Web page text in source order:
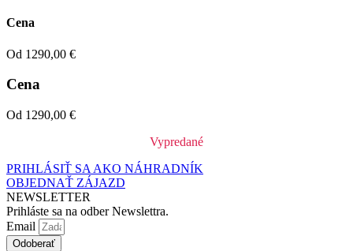
Cena
Od 1290,00 €
Cena
Od 1290,00 €
Vypredané
PRIHLÁSIŤ SA AKO NÁHRADNÍK
OBJEDNAŤ ZÁJAZD
NEWSLETTER
Prihláste sa na odber Newslettra.
Email
Odoberať